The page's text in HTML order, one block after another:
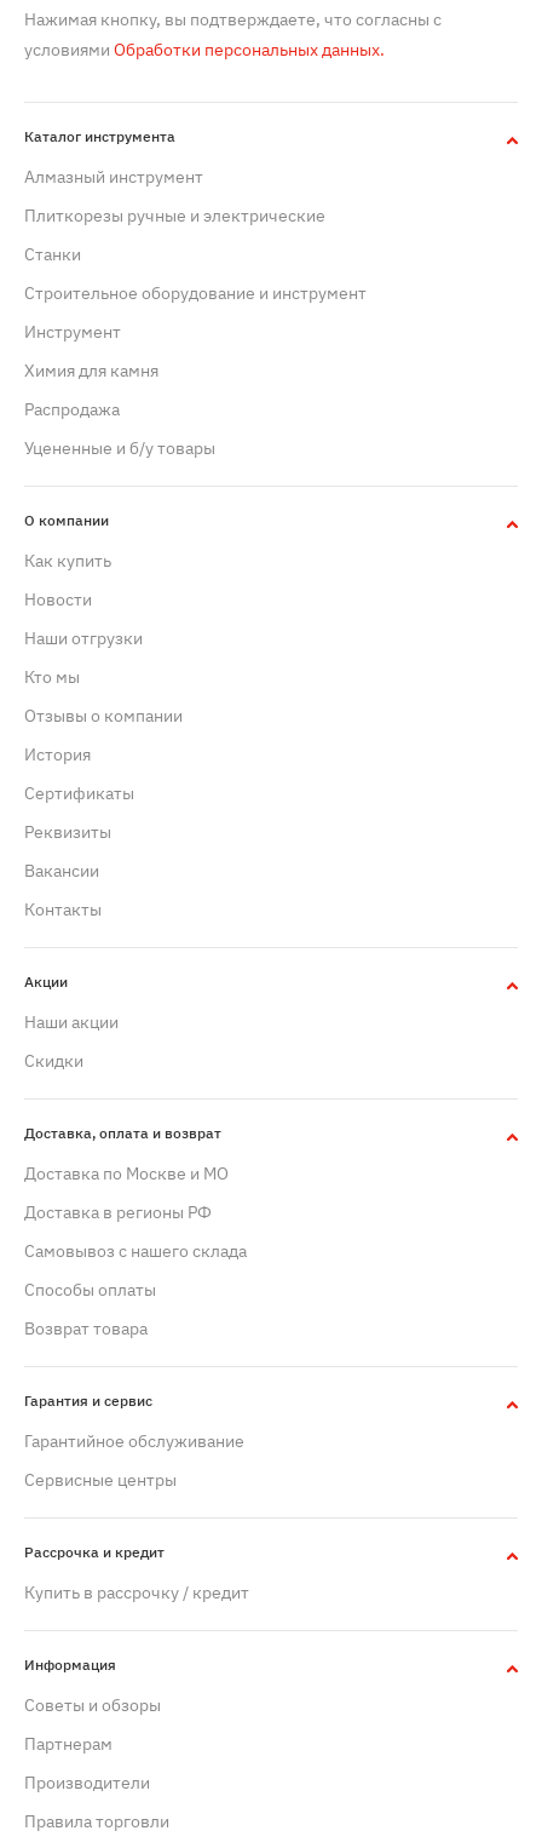
Нажимая кнопку, вы подтверждаете, что согласны с
условиями Обработки персональных данных.
Каталог инструмента
Алмазный инструмент
Плиткорезы ручные и электрические
Станки
Строительное оборудование и инструмент
Инструмент
Химия для камня
Распродажа
Уцененные и б/у товары
О компании
Как купить
Новости
Наши отгрузки
Кто мы
Отзывы о компании
История
Сертификаты
Реквизиты
Вакансии
Контакты
Акции
Наши акции
Скидки
Доставка, оплата и возврат
Доставка по Москве и МО
Доставка в регионы РФ
Самовывоз с нашего склада
Способы оплаты
Возврат товара
Гарантия и сервис
Гарантийное обслуживание
Сервисные центры
Рассрочка и кредит
Купить в рассрочку / кредит
Информация
Советы и обзоры
Партнерам
Производители
Правила торговли